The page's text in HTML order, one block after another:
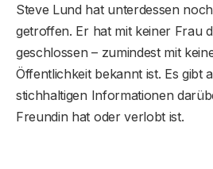
Steve Lund hat unterdessen
getroffen. Er hat mit keiner Frau
geschlossen – zumindest mit
Öffentlichkeit bekannt ist. Es gibt
stichhaltigen Informationen
Freundin hat oder verlobt ist.